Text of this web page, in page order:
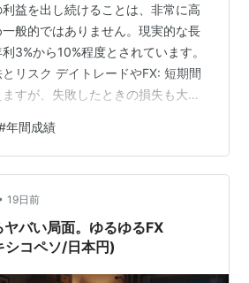
益を出し続けることは、非常に高
般的ではありません。現実的な長
3%から10%程度とされています。
リスク デイトレードやFX: 短期間
すが、失敗したときの損失も大き
ますが、元本割れの危険性が高ま
の注意: 「確実に年利20%以上」を
可能性が非常に高いので注意が必
たとおり、投資で年間20％の利益を
スクも多い。 昨年8月から、FXを
年間成績
19日前
ヤバい局面。ゆるゆるFX
コペソ/日本円)